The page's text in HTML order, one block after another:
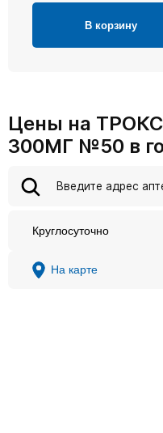
В корзину
Цены на
300МГ №50 в
Круглосуточно
На карте